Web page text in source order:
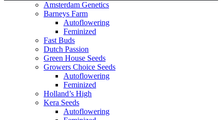
Amsterdam Genetics
Barneys Farm
Autoflowering
Feminized
Fast Buds
Dutch Passion
Green House Seeds
Growers Choice Seeds
Autoflowering
Feminized
Holland’s High
Kera Seeds
Autoflowering